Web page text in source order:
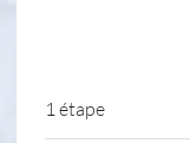
1 étape